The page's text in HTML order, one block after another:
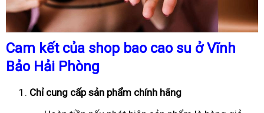
Cam kết của shop bao cao su ở Vĩnh
Bảo Hải Phòng
Chỉ cung cấp sản phẩm chính hãng